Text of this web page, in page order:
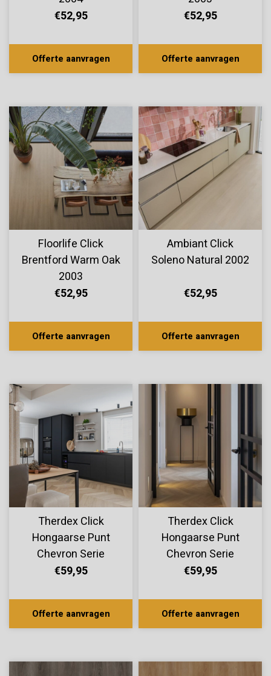
€52,95
Offerte aanvragen
€52,95
Offerte aanvragen
Floorlife Click
Brentford Warm Oak
2003
€52,95
Offerte aanvragen
Ambiant Click
Soleno Natural 2002
€52,95
Offerte aanvragen
Therdex Click
Hongaarse Punt
Chevron Serie
C6542
€59,95
Offerte aanvragen
Therdex Click
Hongaarse Punt
Chevron Serie
C6541
€59,95
Offerte aanvragen